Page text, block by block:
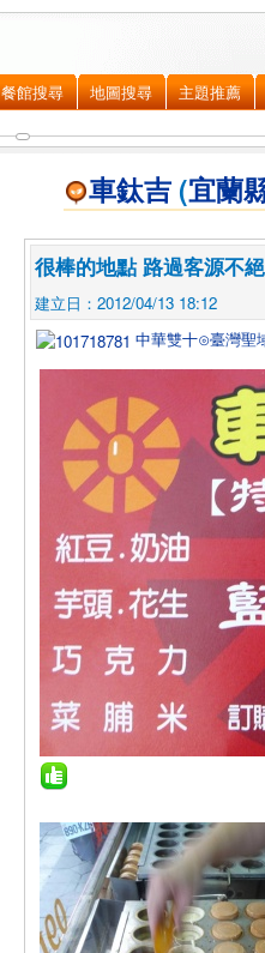
餐館搜尋 地圖搜尋
主題推薦
車鈦吉 (宜蘭
很棒的地點 路過客源不
建立日：2012/04/13 18:12
中華雙十⊙臺灣聖